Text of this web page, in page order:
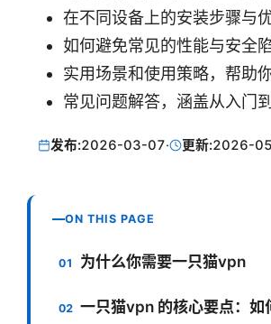
在不同设备上的安装步骤与
如何避免常见的性能与安全
实用场景和使用策略，帮助
常见问题解答，涵盖从入门
发布:2026-03-07· 更新:2026-
ON THIS PAGE
为什么你需要一只猫vpn
一只猫vpn 的核心要点：如